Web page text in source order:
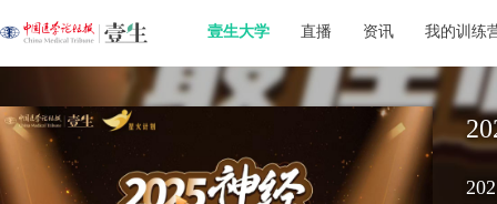
壹生大学 直播 资讯 我的训练